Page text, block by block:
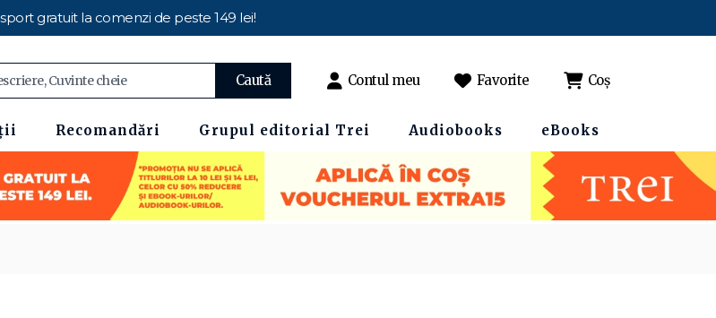
gratuit la comenzi de peste 149 lei!
Caută Contul meu Favorite Coș
Recomandări Grupul editorial Trei Audiobooks eBooks